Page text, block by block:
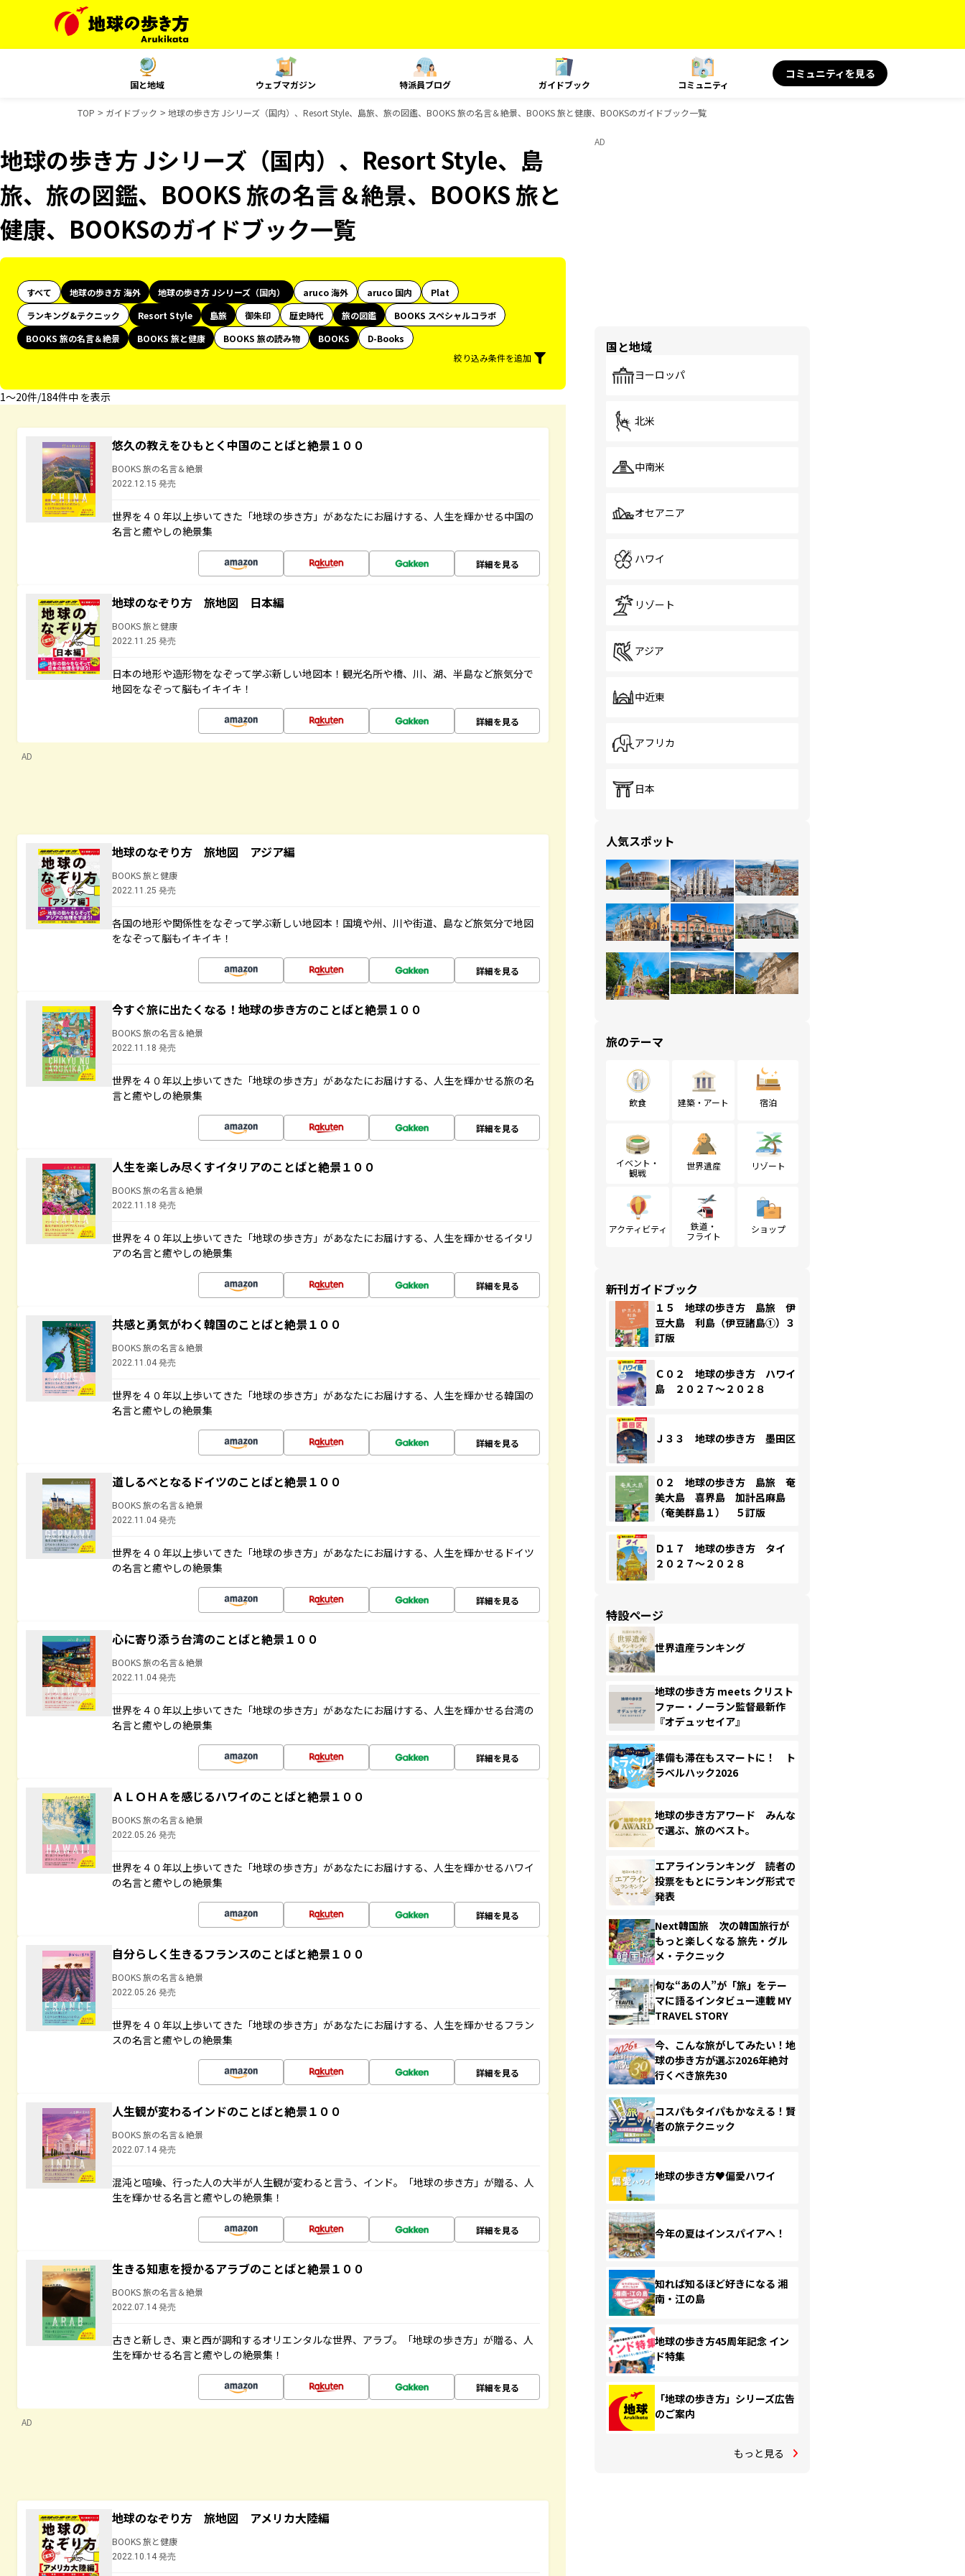
国と地域 ウェブマガジン 特派員ブログ ガイドブック コミュニティ
コミュニティを見る
TOP ガイドブック 地球の歩き方 Jシリーズ（国内）、Resort Style、島旅、旅の図鑑、BOOKS 旅の名言＆絶景、BOOKS 旅と健康、BOOKSのガイドブック一覧
地球の歩き方 Jシリーズ（国内）、Resort Style、島
旅、旅の図鑑、BOOKS 旅の名言＆絶景、BOOKS 旅と
健康、BOOKSのガイドブック一覧
すべて 地球の歩き方 海外 地球の歩き方 Jシリーズ（国内） aruco 海外 aruco 国内
Plat
ランキング&テクニック
Resort Style 島旅 御朱印 歴史時代 旅の図鑑
BOOKS スペシャルコラボ
BOOKS 旅の名言＆絶景
BOOKS 旅と健康 BOOKS 旅の読み物 BOOKS
D-Books
絞り込み条件を追加
1〜20件/184件中 を表示
悠久の教えをひもとく中国のことばと絶景１００
BOOKS 旅の名言＆絶景
2022.12.15 発売
世界を４０年以上歩いてきた「地球の歩き方」があなたにお届けする、人生を輝かせる中国の
名言と癒やしの絶景集
詳細を見る
地球のなぞり方 旅地図 日本編
BOOKS 旅と健康
2022.11.25 発売
日本の地形や造形物をなぞって学ぶ新しい地図本！観光名所や橋、川、湖、半島など旅気分で
地図をなぞって脳もイキイキ！
詳細を見る
AD
地球のなぞり方 旅地図 アジア編
BOOKS 旅と健康
2022.11.25 発売
各国の地形や関係性をなぞって学ぶ新しい地図本！国境や州、川や街道、島など旅気分で地図
をなぞって脳もイキイキ！
詳細を見る
今すぐ旅に出たくなる！地球の歩き方のことばと絶景１００
BOOKS 旅の名言＆絶景
2022.11.18 発売
世界を４０年以上歩いてきた「地球の歩き方」があなたにお届けする、人生を輝かせる旅の名
言と癒やしの絶景集
詳細を見る
人生を楽しみ尽くすイタリアのことばと絶景１００
BOOKS 旅の名言＆絶景
2022.11.18 発売
世界を４０年以上歩いてきた「地球の歩き方」があなたにお届けする、人生を輝かせるイタリ
アの名言と癒やしの絶景集
詳細を見る
共感と勇気がわく韓国のことばと絶景１００
BOOKS 旅の名言＆絶景
2022.11.04 発売
世界を４０年以上歩いてきた「地球の歩き方」があなたにお届けする、人生を輝かせる韓国の
名言と癒やしの絶景集
詳細を見る
道しるべとなるドイツのことばと絶景１００
BOOKS 旅の名言＆絶景
2022.11.04 発売
世界を４０年以上歩いてきた「地球の歩き方」があなたにお届けする、人生を輝かせるドイツ
の名言と癒やしの絶景集
詳細を見る
心に寄り添う台湾のことばと絶景１００
BOOKS 旅の名言＆絶景
2022.11.04 発売
世界を４０年以上歩いてきた「地球の歩き方」があなたにお届けする、人生を輝かせる台湾の
名言と癒やしの絶景集
詳細を見る
ＡＬＯＨＡを感じるハワイのことばと絶景１００
BOOKS 旅の名言＆絶景
2022.05.26 発売
世界を４０年以上歩いてきた「地球の歩き方」があなたにお届けする、人生を輝かせるハワイ
の名言と癒やしの絶景集
詳細を見る
自分らしく生きるフランスのことばと絶景１００
BOOKS 旅の名言＆絶景
2022.05.26 発売
世界を４０年以上歩いてきた「地球の歩き方」があなたにお届けする、人生を輝かせるフラン
スの名言と癒やしの絶景集
詳細を見る
人生観が変わるインドのことばと絶景１００
BOOKS 旅の名言＆絶景
2022.07.14 発売
混沌と喧噪、行った人の大半が人生観が変わると言う、インド。「地球の歩き方」が贈る、人
生を輝かせる名言と癒やしの絶景集！
詳細を見る
生きる知恵を授かるアラブのことばと絶景１００
BOOKS 旅の名言＆絶景
2022.07.14 発売
古きと新しき、東と西が調和するオリエンタルな世界、アラブ。「地球の歩き方」が贈る、人
生を輝かせる名言と癒やしの絶景集！
詳細を見る
AD
地球のなぞり方 旅地図 アメリカ大陸編
BOOKS 旅と健康
2022.10.14 発売
AD
国と地域
ヨーロッパ
北米
中南米
オセアニア
ハワイ
リゾート
アジア
中近東
アフリカ
日本
人気スポット
旅のテーマ
飲食 建築・アート 宿泊
イベント・
観戦
世界遺産 リゾート
アクティビティ
鉄道・
フライト
ショップ
新刊ガイドブック
１５ 地球の歩き方 島旅 伊
豆大島 利島（伊豆諸島①）３
訂版
Ｃ０２ 地球の歩き方 ハワイ
島 ２０２７～２０２８
Ｊ３３ 地球の歩き方 墨田区
０２ 地球の歩き方 島旅 奄
美大島 喜界島 加計呂麻島
（奄美群島１） ５訂版
Ｄ１７ 地球の歩き方 タイ
２０２７～２０２８
特設ページ
世界遺産ランキング
地球の歩き方 meets クリスト
ファー・ノーラン監督最新作
『オデュッセイア』
準備も滞在もスマートに！ ト
ラベルハック2026
地球の歩き方アワード みんな
で選ぶ、旅のベスト。
エアラインランキング 読者の
投票をもとにランキング形式で
発表
Next韓国旅 次の韓国旅行が
もっと楽しくなる 旅先・グル
メ・テクニック
旬な“あの人”が「旅」をテー
マに語るインタビュー連載 MY
TRAVEL STORY
今、こんな旅がしてみたい！地
球の歩き方が選ぶ2026年絶対
行くべき旅先30
コスパもタイパもかなえる！賢
者の旅テクニック
地球の歩き方♥偏愛ハワイ
今年の夏はインスパイアへ！
知れば知るほど好きになる 湘
南・江の島
地球の歩き方45周年記念 イン
ド特集
「地球の歩き方」シリーズ広告
のご案内
もっと見る